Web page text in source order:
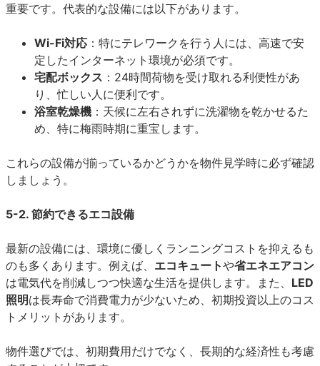
重要です。代表的な設備には以下があります。
Wi-Fi対応 ：特にテレワークを行う人には、高速で安
定したインターネット環境が必須です。
宅配ボックス ：24時間荷物を受け取れる利便性があ
り、忙しい人に便利です。
浴室乾燥機 ：天候に左右されずに洗濯物を乾かせるた
め、特に梅雨時期に重宝します。
これらの設備が揃っているかどうかを物件見学時に必ず確認
しましょう。
5-2. 節約できるエコ設備
最新の設備には、環境に優しくランニングコストを抑えるも
のも多くあります。例えば、 エコキュートや省エネエアコン
は電気代を削減しつつ快適な生活を提供します。また、 LED
照明は長寿命で消費電力が少ないため、初期投資以上のコス
トメリットがあります。
物件選びでは、初期費用だけでなく、長期的な経済性も考慮